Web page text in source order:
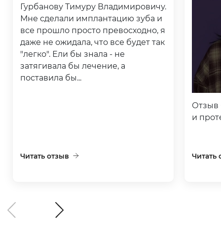
Гурбанову Тимуру Владимировичу.
Мне сделали имплантацию зуба и
все прошло просто превосходно, я
даже не ожидала, что все будет так
"легко". Ели бы знала - не
затягивала бы лечение, а
поставила бы...
Читать отзыв
Отзыв
и
Читать